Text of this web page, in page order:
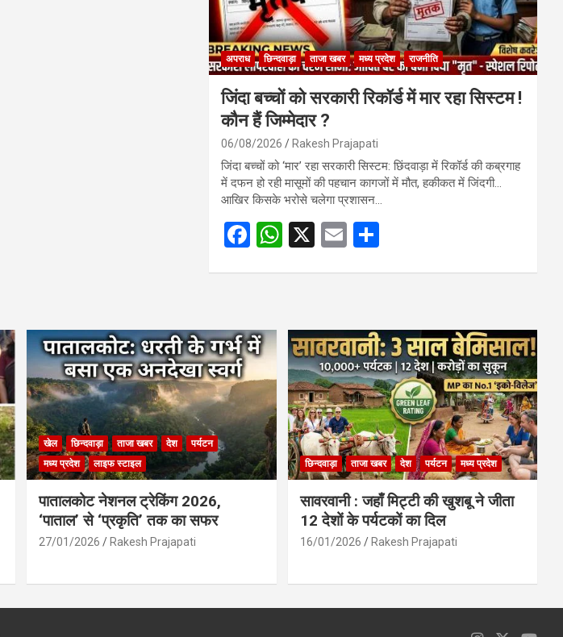
अपराध छिन्दवाड़ा ताजा खबर मध्य प्रदेश राजनीति
जिंदा बच्चों को सरकारी रिकॉर्ड में मार रहा सिस्टम !
कौन हैं जिम्मेदार ?
06/08/2026 Rakesh Prajapati
जिंदा बच्चों को ‘मार’ रहा सरकारी सिस्टम: छिंदवाड़ा में रिकॉर्ड की कब्रगाह
में दफन हो रही मासूमों की पहचान कागजों में मौत, हकीकत में जिंदगी…
आखिर किसके भरोसे चलेगा प्रशासन…
F
o
o
k
W
A
p
p
X
E
खेल छिन्दवाड़ा ताजा खबर देश
पर्यटन
मध्य प्रदेश
लाइफ स्टाइल
पातालकोट नेशनल ट्रेकिंग 2026,
‘पाताल’ से ‘प्रकृति’ तक का सफर
27/01/2026 Rakesh Prajapati
छिन्दवाड़ा ताजा खबर देश पर्यटन मध्य प्रदेश
सावरवानी : जहाँ मिट्टी की खुशबू ने जीता
12 देशों के पर्यटकों का दिल
16/01/2026 Rakesh Prajapati